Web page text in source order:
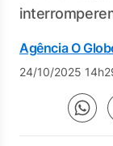
Agência O
24/10/2025